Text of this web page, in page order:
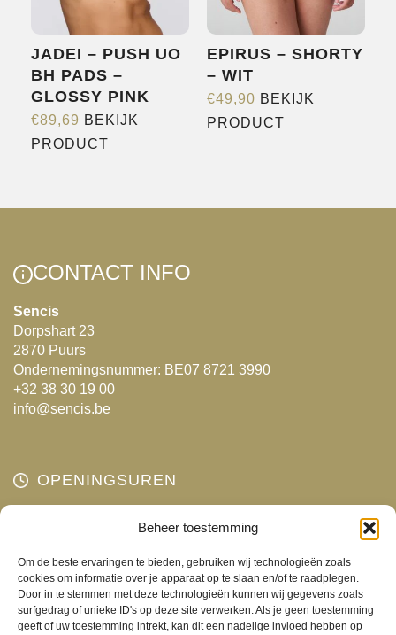
Beheer toestemming
Om de beste ervaringen te bieden, gebruiken wij technologieën zoals
cookies om informatie over je apparaat op te slaan en/of te raadplegen.
Door in te stemmen met deze technologieën kunnen wij gegevens zoals
surfgedrag of unieke ID's op deze site verwerken. Als je geen toestemming
geeft of uw toestemming intrekt, kan dit een nadelige invloed hebben op
gekozen
worden
op
de
productpagina
JADEI – PUSH UO
BH PADS –
GLOSSY PINK
€89,69 BEKIJK
PRODUCT
meerdere
Deze
optie
op
de
EPIRUS – SHORTY
– WIT
€49,90 BEKIJK
PRODUCT
CONTACT INFO
Sencis
Dorpshart 23
2870 Puurs
Ondernemingsnummer: BE07 8721 3990
+32 38 30 19 00
info@sencis.be
OPENINGSUREN
Gesloten
Woensdag
10:00 - 18:00
Donderdag
10:00 - 18:00
Vrijdag
10:00 - 18:00